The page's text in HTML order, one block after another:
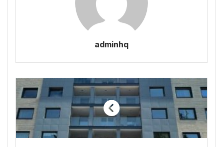
adminhq